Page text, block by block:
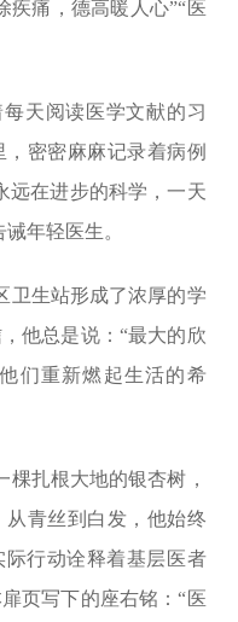
痛，德高暖人心”“医
天阅读医学文献的习
密密麻麻记录着病例
远在进步的科学，一天
年轻医生。
卫生站形成了浓厚的学
他总是说：“最大的欣
们重新燃起生活的希
扎根大地的银杏树，
青丝到白发，他始终
际行动诠释着基层医者
页写下的座右铭：“医